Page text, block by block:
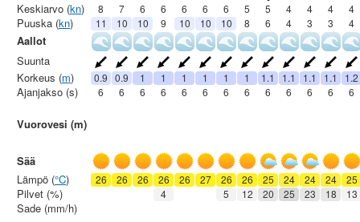
8 7 6 6 6 6 6 5 5 4 4 4
4
11
10 10 9 10 10 10 8 6 4 3 3 4
0.9 0.9 1 1 1 1 1 1 1.1 1.1 1.1 1.1
1.2
6
6 6 6 6 6 6 6 6 6 6 6 6
26 26 26 26 26 27 26 26 25 24 24 24
25
4
5 12 20 25 23 18 13
Keskiarvo (kn)
Puuska (kn)
Aallot
Suunta
Korkeus (m)
Ajanjakso (s)
Vuorovesi (m)
Sää
Lämpö (°C)
Pilvet (%)
Sade (mm/h)